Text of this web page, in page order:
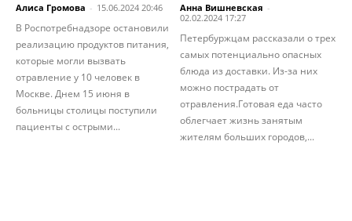
Алиса Громова - 15.06.2024 20:46
В Роспотребнадзоре остановили
реализацию продуктов питания,
которые могли вызвать
отравление у 10 человек в
Москве. Днем 15 июня в
больницы столицы поступили
пациенты с острыми...
Анна Вишневская -
02.02.2024 17:27
Петербуржцам рассказали о трех
самых потенциально опасных
блюда из доставки. Из-за них
можно пострадать от
отравления.Готовая еда часто
облегчает жизнь занятым
жителям больших городов,...